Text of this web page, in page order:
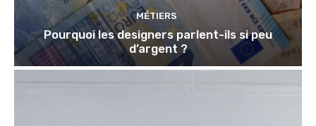
MÉTIERS
Pourquoi les designers parlent-ils si peu
d’argent ?